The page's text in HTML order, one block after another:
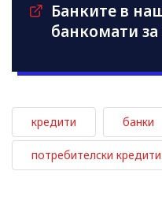
Банките в
банкомати
кредити банки
потребителски кредити